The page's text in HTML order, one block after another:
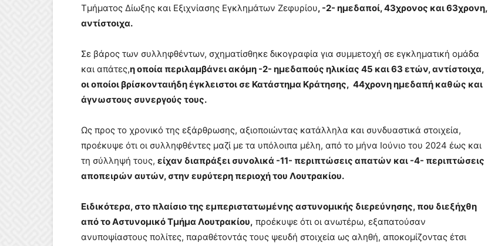
Τμήματος Δίωξης και Εξιχνίασης Εγκλημάτων Ζεφυρίου, -2- ημεδαποί, 43χρονος και 63χρονη,
αντίστοιχα.
Σε βάρος των συλληφθέντων, σχηματίσθηκε δικογραφία για συμμετοχή σε εγκληματική ομάδα
και απάτες,η οποία περιλαμβάνει ακόμη -2- ημεδαπούς ηλικίας 45 και 63 ετών, αντίστοιχα,
οι οποίοι βρίσκονταιήδη έγκλειστοι σε Κατάστημα Κράτησης, 44χρονη ημεδαπή καθώς και
άγνωστους συνεργούς τους.
Ως προς το χρονικό της εξάρθρωσης, αξιοποιώντας κατάλληλα και συνδυαστικά στοιχεία,
προέκυψε ότι οι συλληφθέντες μαζί με τα υπόλοιπα μέλη, από το μήνα Ιούνιο του 2024 έως και
τη σύλληψή τους, είχαν διαπράξει συνολικά -11- περιπτώσεις απατών και -4- περιπτώσεις
αποπειρών αυτών, στην ευρύτερη περιοχή του Λουτρακίου.
Ειδικότερα, στο πλαίσιο της εμπεριστατωμένης αστυνομικής διερεύνησης, που διεξήχθη
από το Αστυνομικό Τμήμα Λουτρακίου, προέκυψε ότι οι ανωτέρω, εξαπατούσαν
ανυποψίαστους πολίτες, παραθέτοντάς τους ψευδή στοιχεία ως αληθή, αποκομίζοντας έτσι